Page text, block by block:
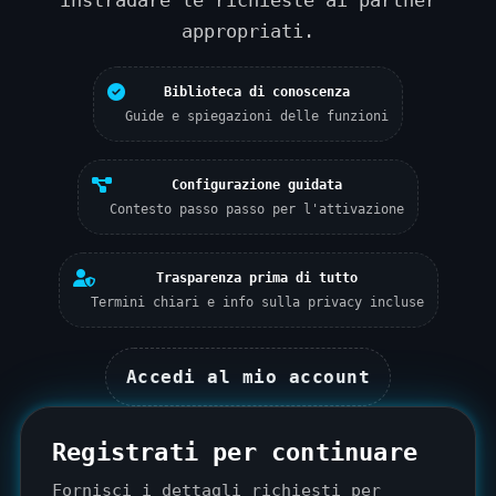
appropriati.
Biblioteca di conoscenza
Guide e spiegazioni delle funzioni
Configurazione guidata
Contesto passo passo per l'attivazione
Trasparenza prima di tutto
Termini chiari e info sulla privacy incluse
Accedi al mio account
Registrati per continuare
Fornisci i dettagli richiesti per